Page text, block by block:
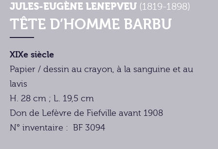
JULES-EUGÈNE LENEPVEU (1819-1898)
TÊTE D’HOMME BARBU
XIXe siècle
Papier / dessin au crayon, à la sanguine et au
lavis
H. 28 cm ; L. 19,5 cm
Don de Lefèvre de Fiefville avant 1908
N° inventaire : BF 3094